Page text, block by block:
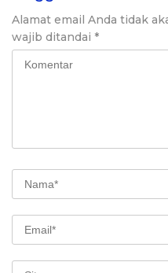
Alamat email Anda tidak
wajib ditandai *